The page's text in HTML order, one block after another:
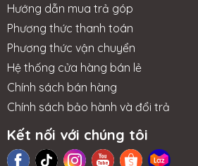
Hướng dẫn mua trả góp
Phương thức thanh toán
Phương thức vận chuyển
Hệ thống cửa hàng bán lẻ
Chính sách bán hàng
Chính sách bảo hành và đổi trả
Kết nối với chúng tôi